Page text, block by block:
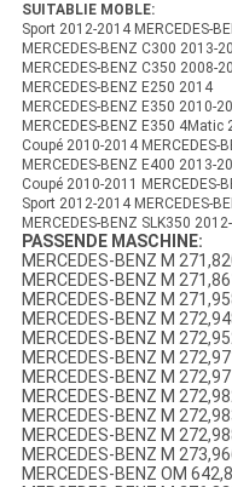
SUITABLIE MOBLE:
Sport 2012-2014 MERCEDES-
MERCEDES-BENZ C300 2013-
MERCEDES-BENZ C350 2008-
MERCEDES-BENZ E250 2014
MERCEDES-BENZ E350 2010-
MERCEDES-BENZ E350 4Matic
Coupé 2010-2014 MERCEDES-
MERCEDES-BENZ E400 2013-
Coupé 2010-2011 MERCEDES-
Sport 2012-2014 MERCEDES-
MERCEDES-BENZ SLK350
PASSENDE MASCHINE:
MERCEDES-BENZ M
MERCEDES-BENZ M
MERCEDES-BENZ M
MERCEDES-BENZ M
MERCEDES-BENZ M
MERCEDES-BENZ M
MERCEDES-BENZ M
MERCEDES-BENZ M
MERCEDES-BENZ M
MERCEDES-BENZ M
MERCEDES-BENZ M
MERCEDES-BENZ OM